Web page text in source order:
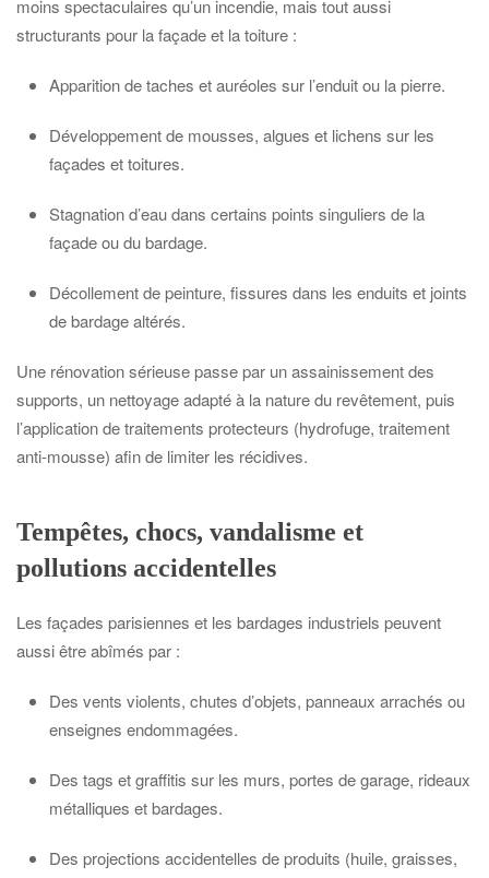
moins spectaculaires qu’un incendie, mais tout aussi
structurants pour la façade et la toiture :
Apparition de taches et auréoles sur l’enduit ou la pierre.
Développement de mousses, algues et lichens sur les
façades et toitures.
Stagnation d’eau dans certains points singuliers de la
façade ou du bardage.
Décollement de peinture, fissures dans les enduits et joints
de bardage altérés.
Une rénovation sérieuse passe par un assainissement des
supports, un nettoyage adapté à la nature du revêtement, puis
l’application de traitements protecteurs (hydrofuge, traitement
anti-mousse) afin de limiter les récidives.
Tempêtes, chocs, vandalisme et
pollutions accidentelles
Les façades parisiennes et les bardages industriels peuvent
aussi être abîmés par :
Des vents violents, chutes d’objets, panneaux arrachés ou
enseignes endommagées.
Des tags et graffitis sur les murs, portes de garage, rideaux
métalliques et bardages.
Des projections accidentelles de produits (huile, graisses,